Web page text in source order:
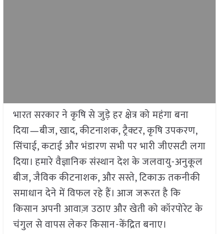
भारत सरकार ने कृषि से जुड़े हर क्षेत्र को महंगा बना
दिया—बीज, खाद, कीटनाशक, ट्रैक्टर, कृषि उपकरण,
सिंचाई, कटाई और भंडारण सभी पर भारी जीएसटी लगा
दिया। हमारे वैज्ञानिक संस्थान देश के जलवायु-अनुकूल
बीज, जैविक कीटनाशक, और सस्ते, टिकाऊ तकनीकी
समाधान देने में विफल रहे हैं। आज जरूरत है कि
किसान अपनी आवाज़ उठाए और खेती को कॉरपोरेट के
चंगुल से वापस लेकर किसान-केंद्रित बनाए।